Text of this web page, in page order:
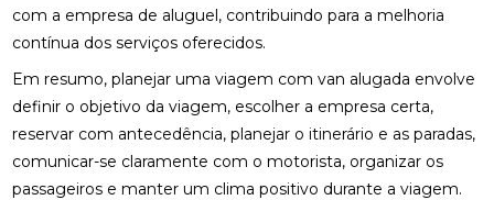
com a empresa de aluguel, contribuindo para a melhoria
contínua dos serviços oferecidos.
Em resumo, planejar uma viagem com van alugada envolve
definir o objetivo da viagem, escolher a empresa certa,
reservar com antecedência, planejar o itinerário e as paradas,
comunicar-se claramente com o motorista, organizar os
passageiros e manter um clima positivo durante a viagem.